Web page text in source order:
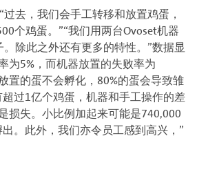
去，我们会手工转移和放置鸡蛋，
个鸡蛋。”“我们用两台Ovoset机器
除此之外还有更多的特性。”数据显
为5%，而机器放置的失败率为
置的蛋不会孵化，80%的蛋会导致雏
过1亿个鸡蛋，机器和手工操作的差
损失。小比例加起来可能是740,000
。此外，我们亦令员工感到高兴，”